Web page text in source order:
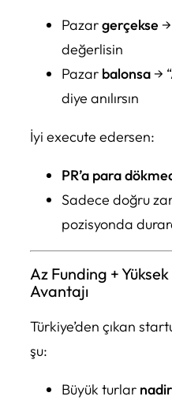
Pazargerçekse
değerlisin
Pazar balonsa→
diye anılırsın
İyi execute edersen:
PR’a para
Sadece doğru
pozisyonda
Az Funding +
Avantajı
Türkiye’den çıkan
şu:
Büyük turlar nadir